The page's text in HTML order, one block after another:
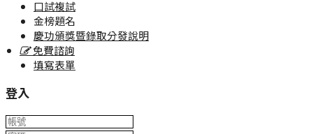
口試複試
金榜題名
慶功頒獎暨錄取分發說明
免費諮詢
填寫表單
登入